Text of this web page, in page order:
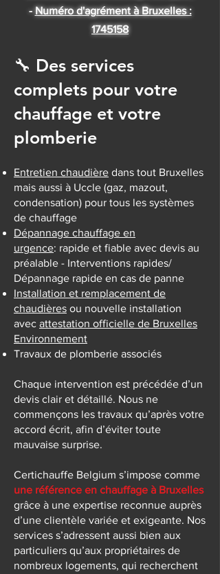
- Numéro d'agrément à Bruxelles :
1745158
🔧 Des services
complets pour votre
chauffage et votre
plomberie
Entretien chaudière dans tout Bruxelles
mais aussi à Uccle (gaz, mazout,
condensation) pour tous les systèmes
de chauffage
Dépannage chauffage en
urgence: rapide et fiable avec devis au
préalable - Interventions rapides/
Dépannage rapide en cas de panne
Installation et remplacement de
chaudières ou nouvelle installation
avec attestation officielle de Bruxelles
Environnement
Travaux de plomberie associés
Chaque intervention est précédée d’un
devis clair et détaillé. Nous ne
commençons les travaux qu’après votre
accord écrit, afin d’éviter toute
mauvaise surprise.
Certichauffe Belgium s’impose comme
une référence en chauffage à Bruxelles
grâce à une expertise reconnue auprès
d’une clientèle variée et exigeante. Nos
services s’adressent aussi bien aux
particuliers qu’aux propriétaires de
nombreux logements, qui recherchent